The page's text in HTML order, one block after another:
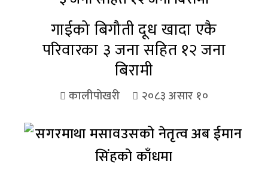
गाईको बिगौती दूध खादा एकै
परिवारका ३ जना सहित १२ जना
बिरामी
कालीपोखरी २०८३ असार १०